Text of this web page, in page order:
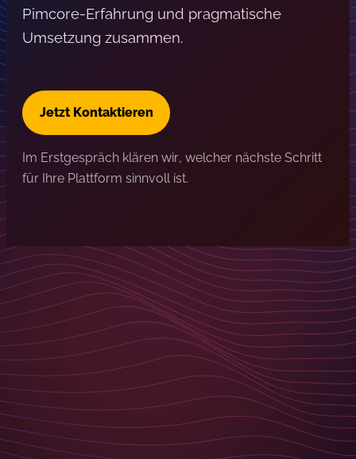
Pimcore-Erfahrung und pragmatische
Umsetzung zusammen.
Jetzt Kontaktieren
Im Erstgespräch klären wir, welcher nächste Schritt
für Ihre Plattform sinnvoll ist.